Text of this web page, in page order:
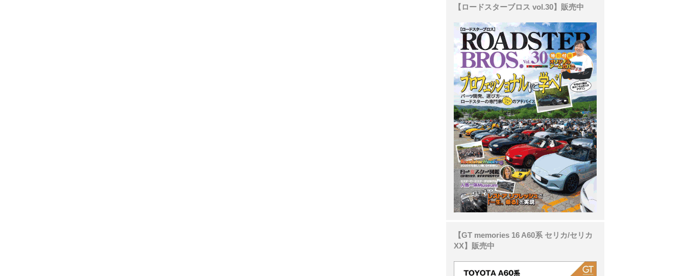
【ロードスターブロス vol.30】販売中
【GT memories 16 A60系 セリカ/セリカ
XX】販売中